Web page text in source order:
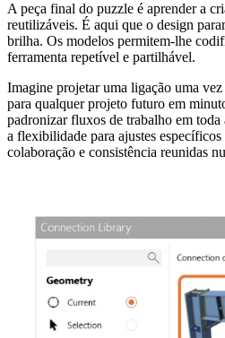
A peça final do puzzle é aprender a
reutilizáveis. É aqui que o design
brilha. Os modelos permitem-lhe
ferramenta repetível e partilhável.
Imagine projetar uma ligação uma vez
para qualquer projeto futuro em
padronizar fluxos de trabalho em toda
a flexibilidade para ajustes
colaboração e consistência reunidas